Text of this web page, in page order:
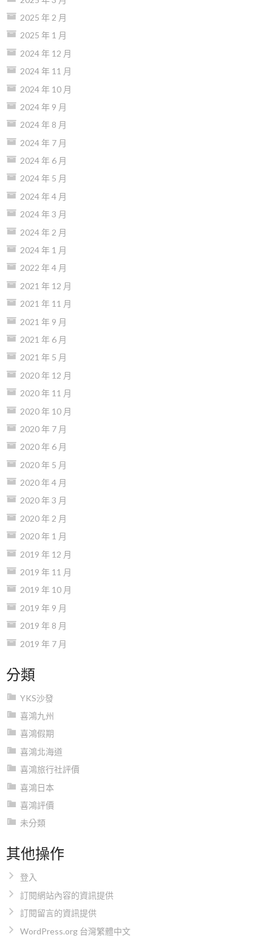
2025 年 2 月
2025 年 1 月
2024 年 12 月
2024 年 11 月
2024 年 10 月
2024 年 9 月
2024 年 8 月
2024 年 7 月
2024 年 6 月
2024 年 5 月
2024 年 4 月
2024 年 3 月
2024 年 2 月
2024 年 1 月
2022 年 4 月
2021 年 12 月
2021 年 11 月
2021 年 9 月
2021 年 6 月
2021 年 5 月
2020 年 12 月
2020 年 11 月
2020 年 10 月
2020 年 7 月
2020 年 6 月
2020 年 5 月
2020 年 4 月
2020 年 3 月
2020 年 2 月
2020 年 1 月
2019 年 12 月
2019 年 11 月
2019 年 10 月
2019 年 9 月
2019 年 8 月
2019 年 7 月
分類
YKS沙發
喜鴻九州
喜鴻假期
喜鴻北海道
喜鴻旅行社評價
喜鴻日本
喜鴻評價
未分類
其他操作
登入
訂閱網站內容的資訊提供
訂閱留言的資訊提供
WordPress.org 台灣繁體中文